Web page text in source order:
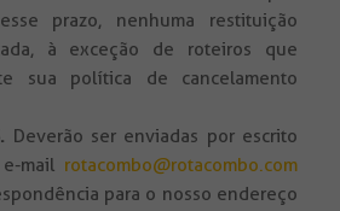
prazo, nenhuma restituição
à exceção de roteiros que
sua política de cancelamento
Deverão ser enviadas por escrito
mail rotacombo@rotacombo.com
para o nosso endereço